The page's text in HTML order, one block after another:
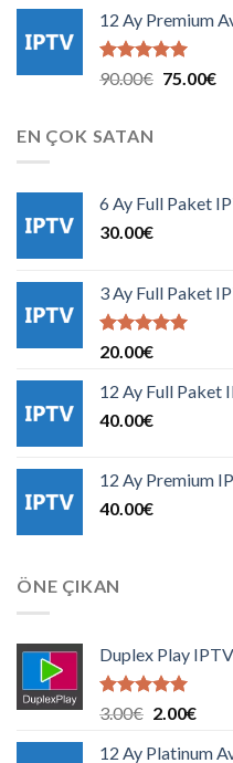
aldı
12 Ay Premium
5 üzerinden
90.00€ Orijinal
75.00€Şu
EN ÇOK SATAN
6 Ay Full Paket
30.00€
3 Ay Full Paket
5 üzerinden
aldı
20.00€
12 Ay Full Paket
40.00€
12 Ay Premium
40.00€
ÖNE ÇIKAN
Duplex Play
5 üzerinden
aldı
3.00€ Orijinal
3.00€.
2.00€Şu
12 Ay Platinum